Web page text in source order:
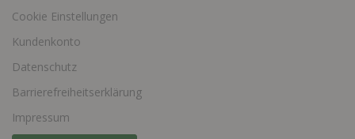
Cookie Einstellungen
Kundenkonto
Datenschutz
Barrierefreiheitserklärung
Impressum